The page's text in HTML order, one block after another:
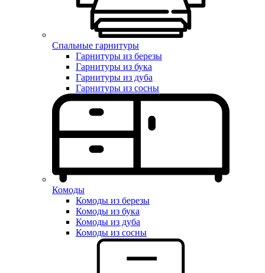
Спальные гарнитуры
Гарнитуры из березы
Гарнитуры из бука
Гарнитуры из дуба
Гарнитуры из сосны
Комоды
Комоды из березы
Комоды из бука
Комоды из дуба
Комоды из сосны